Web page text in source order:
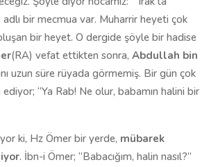
adlı bir mecmua var. Muharrir heyeti çok
bir heyet. O dergide şöyle bir hadise
(RA) vefat ettikten sonra, Abdullah bin
uzun süre rüyada görmemiş. Bir gün çok
“Ya Rab! Ne olur, babamın halini bir
ki, Hz Ömer bir yerde, mübarek
. İbn-i Ömer; “Babacığım, halin nasıl?”